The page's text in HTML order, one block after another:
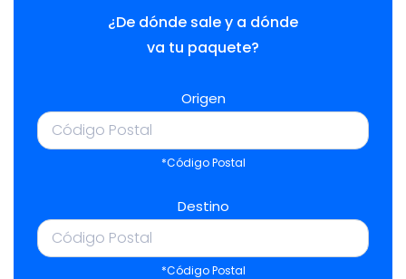
¿De dónde sale y a dónde
va tu paquete?
Origen
*Código Postal
Destino
*Código Postal